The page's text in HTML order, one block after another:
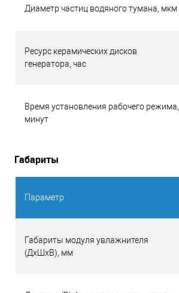
Диаметр частиц водяного тумана, мкм
Ресурс керамических дисков
генератора, час
Время установления рабочего режима,
минут
Габариты
Параметр
Габариты модуля увлажнителя
(ДхШхВ), мм